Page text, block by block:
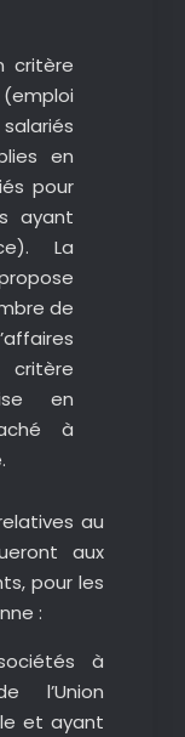
critère
(emploi
en
pour
ayant
La
de
critère
en
à
au
aux
pour les
:
à
l’Union
et ayant